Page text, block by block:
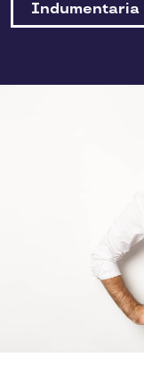
Indumentaria